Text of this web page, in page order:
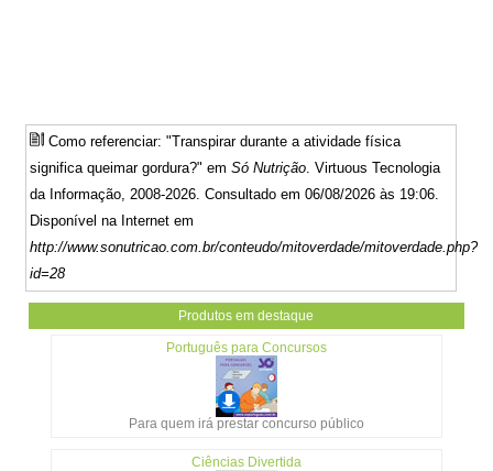
Como referenciar: "Transpirar durante a atividade física
significa queimar gordura?" emSó Nutrição . Virtuous Tecnologia
da Informação, 2008-2026. Consultado em 06/08/2026 às 19:06.
Disponível na Internet em
http://www.sonutricao.com.br/conteudo/mitoverdade/mitoverdade.php?
id=28
Produtos em destaque
Português para Concursos
Para quem irá prestar concurso público
Ciências Divertida